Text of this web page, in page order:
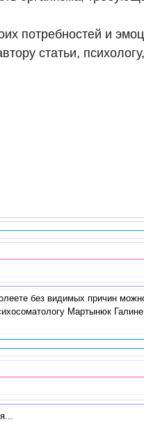
потребностей и
статьи,
без видимых причин
Мартынюк Галине